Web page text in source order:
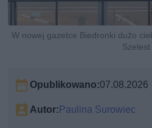
W nowej gazetce Biedronki dużo
Szelest
Opublikowano:07.08.2026
Autor: Paulina Surowiec